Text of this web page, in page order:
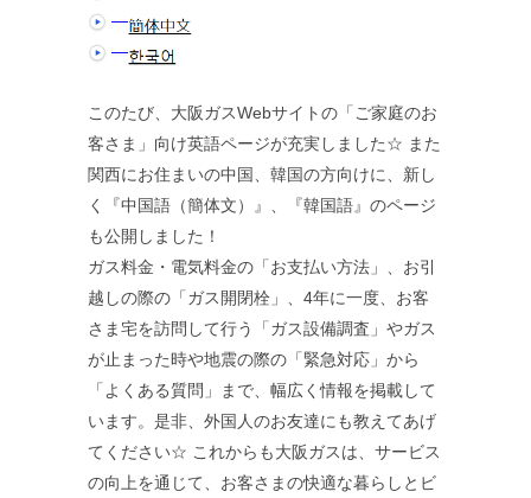
―
―
このたび、大阪ガスWebサイトの「ご家庭のお
客さま」向け英語ページが充実しました☆ また
関西にお住まいの中国、韓国の方向けに、新し
く『中国語（簡体文）』、『韓国語』のページ
も公開しました！
ガス料金・電気料金の「お支払い方法」、お引
越しの際の「ガス開閉栓」、4年に一度、お客
さま宅を訪問して行う「ガス設備調査」やガス
が止まった時や地震の際の「緊急対応」から
「よくある質問」まで、幅広く情報を掲載して
います。是非、外国人のお友達にも教えてあげ
てください☆ これからも大阪ガスは、サービス
の向上を通じて、お客さまの快適な暮らしとビ